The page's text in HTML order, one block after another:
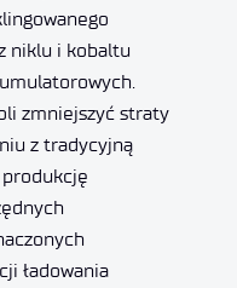
niklu i kobaltu
zmniejszyć straty
z tradycyjną
ładowania